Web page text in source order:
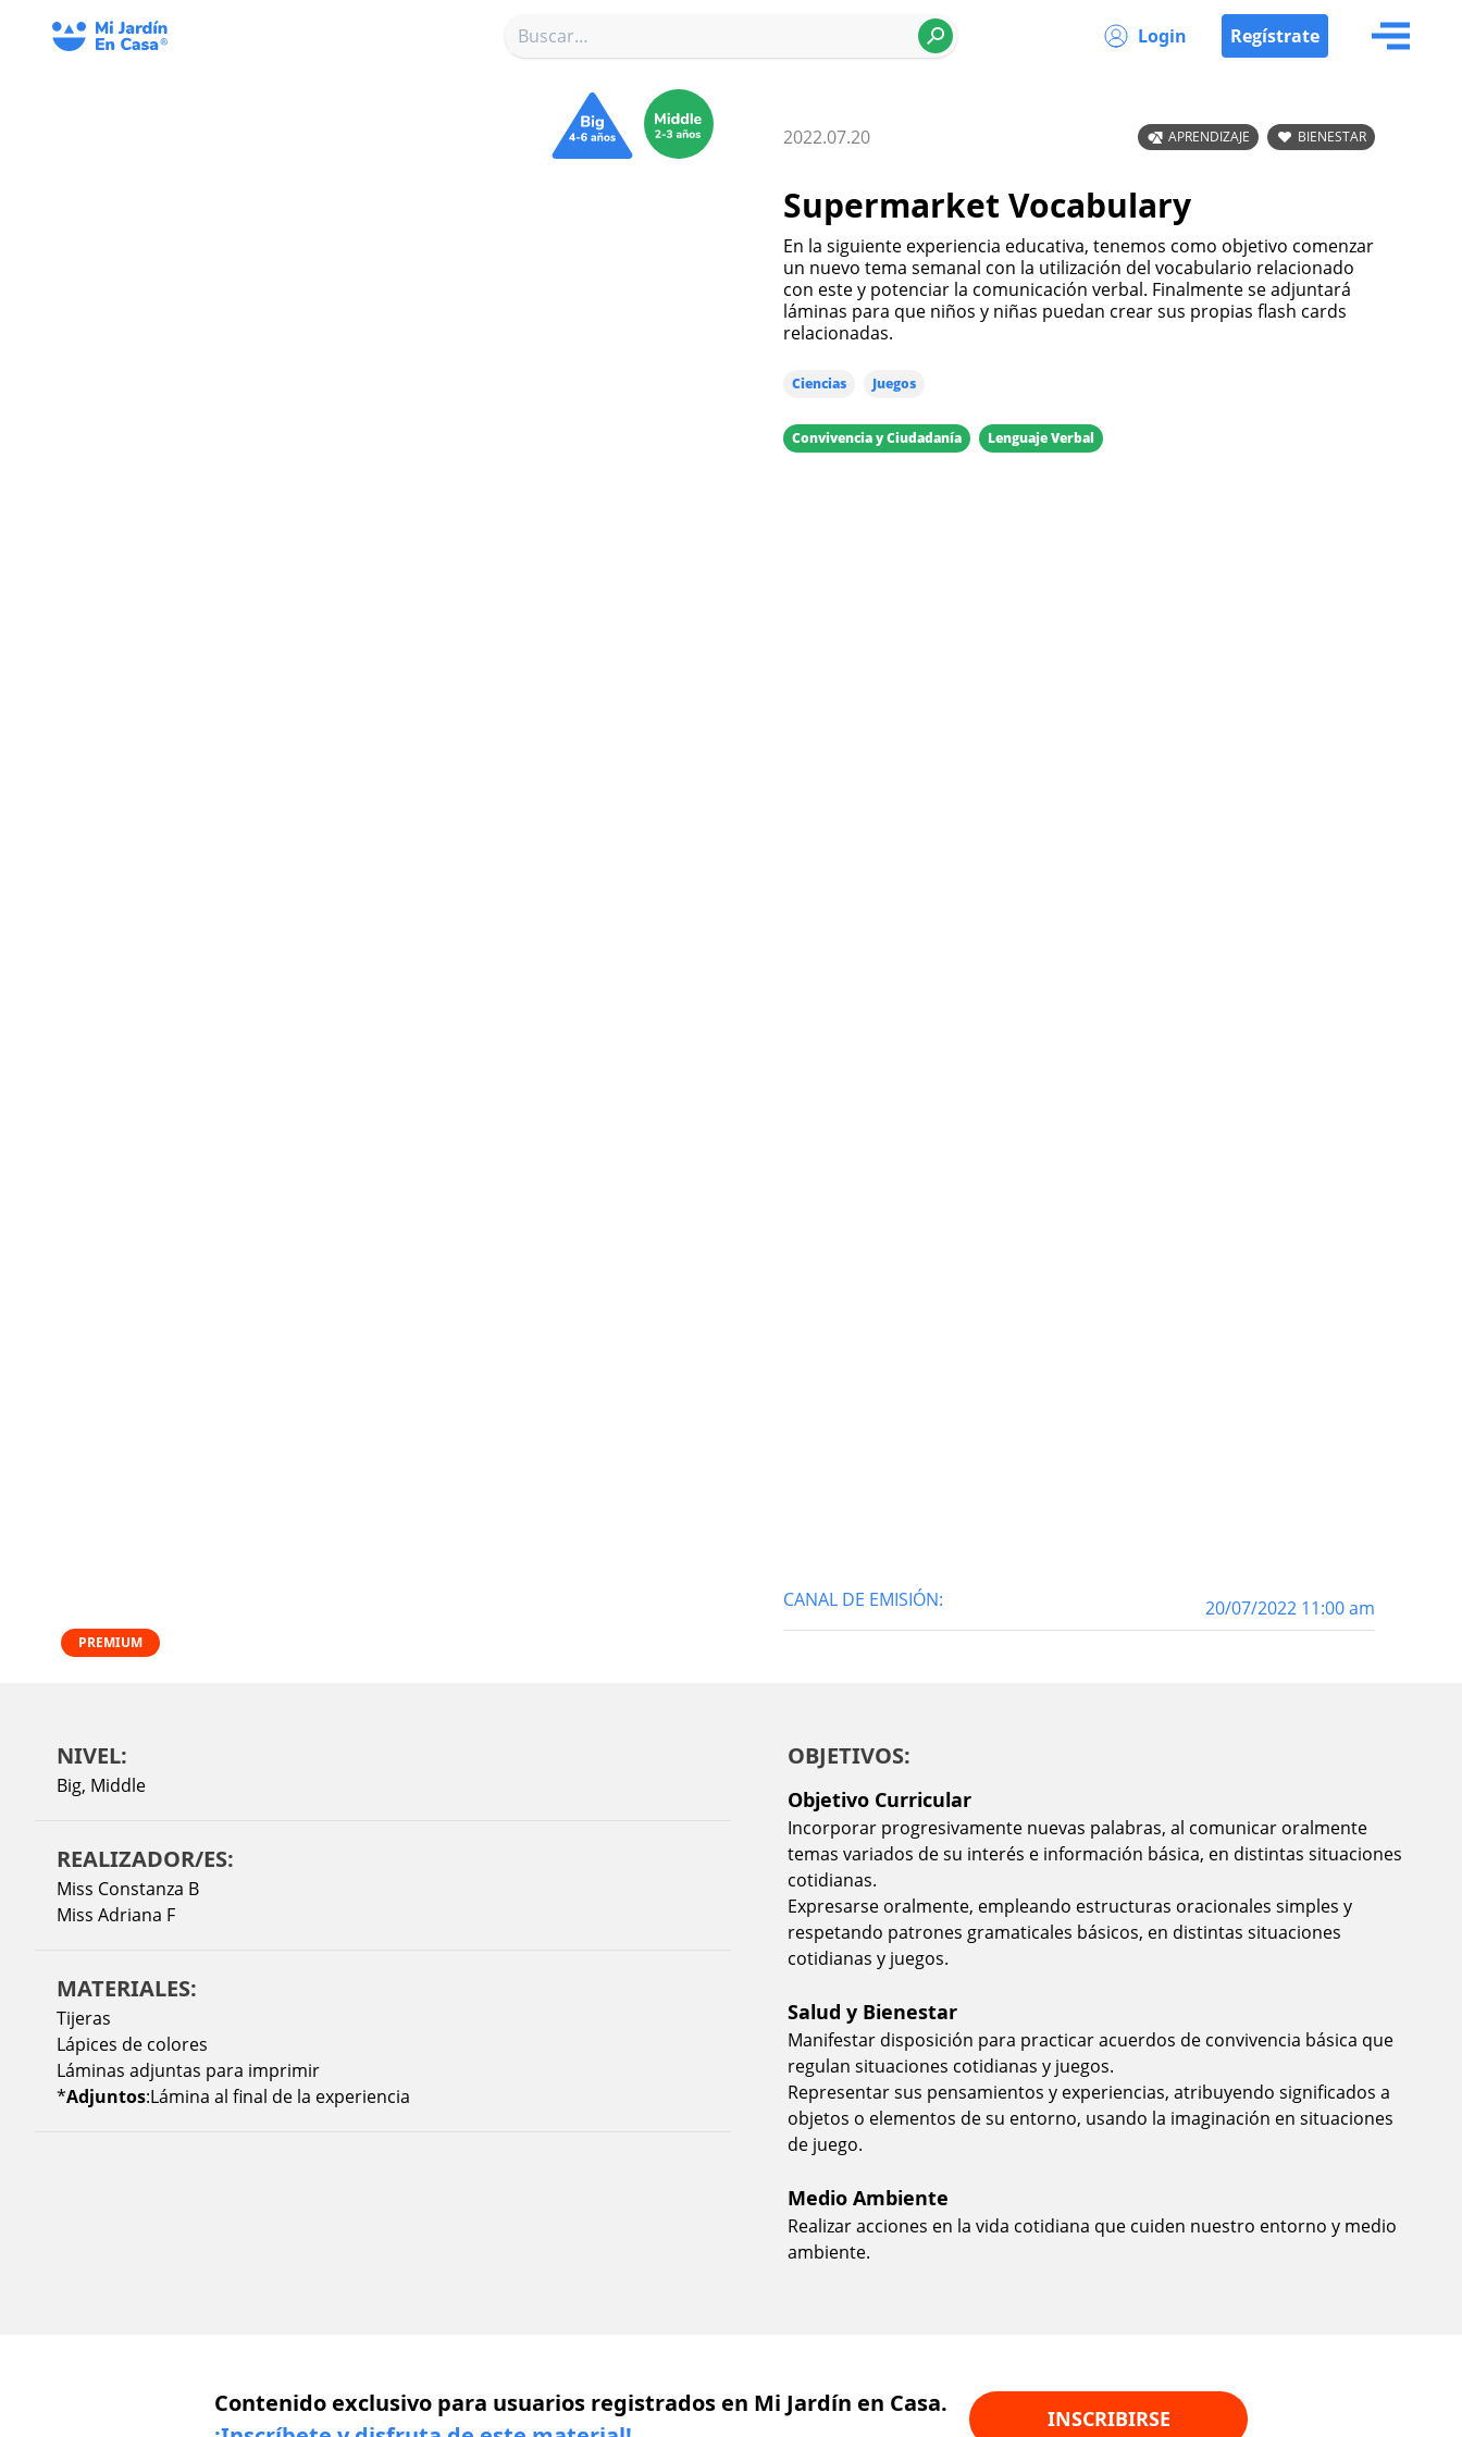
Login Regístrate
PREMIUM
2022.07.20 APRENDIZAJE BIENESTAR
Supermarket Vocabulary
En la siguiente experiencia educativa, tenemos como objetivo comenzar
un nuevo tema semanal con la utilización del vocabulario relacionado
con este y potenciar la comunicación verbal. Finalmente se adjuntará
láminas para que niños y niñas puedan crear sus propias flash cards
relacionadas.
Ciencias Juegos
Convivencia y Ciudadanía Lenguaje Verbal
CANAL DE EMISIÓN: 20/07/2022 11:00 am
NIVEL:
Big, Middle
REALIZADOR/ES:
Miss Constanza B
Miss Adriana F
MATERIALES:
Tijeras
Lápices de colores
Láminas adjuntas para imprimir
*Adjuntos:Lámina al final de la experiencia
OBJETIVOS:
Objetivo Curricular
Incorporar progresivamente nuevas palabras, al comunicar oralmente
temas variados de su interés e información básica, en distintas situaciones
cotidianas.
Expresarse oralmente, empleando estructuras oracionales simples y
respetando patrones gramaticales básicos, en distintas situaciones
cotidianas y juegos.
Salud y Bienestar
Manifestar disposición para practicar acuerdos de convivencia básica que
regulan situaciones cotidianas y juegos.
Representar sus pensamientos y experiencias, atribuyendo significados a
objetos o elementos de su entorno, usando la imaginación en situaciones
de juego.
Medio Ambiente
Realizar acciones en la vida cotidiana que cuiden nuestro entorno y medio
ambiente.
Contenido exclusivo para usuarios registrados en Mi Jardín en Casa.
INSCRIBIRSE